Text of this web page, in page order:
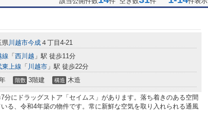
県川越市今成 ４丁目4-21
線 「 西川越 」駅 徒歩11分
東上線 「 川越市 」駅 徒歩22分
階数 3階建 構造 木造
分にドラッグストア「セイムス」があります。落ち着きのある空間
る、令和4年築の物件です。常に新鮮な空気を取り入れられる通風